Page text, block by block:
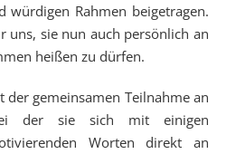
würdigen Rahmen beigetragen.
uns, sie nun auch persönlich an
heißen zu dürfen.
der gemeinsamen Teilnahme an
der sie sich mit einigen
Worten direkt an